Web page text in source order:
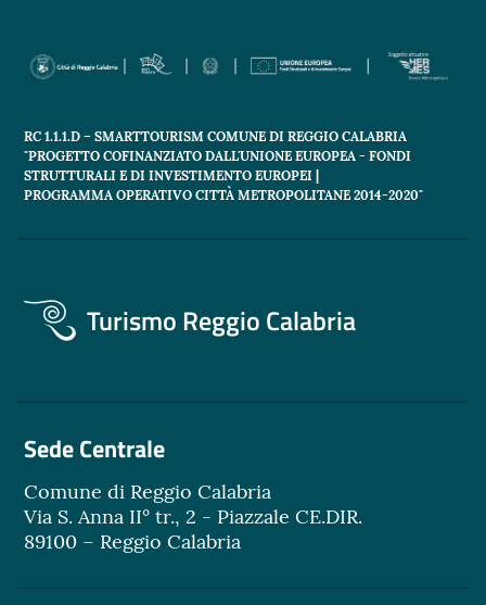
RC 1.1.1.D – SMARTTOURISM COMUNE DI REGGIO CALABRIA
"PROGETTO COFINANZIATO DALL'UNIONE EUROPEA - FONDI
STRUTTURALI E DI INVESTIMENTO EUROPEI |
PROGRAMMA OPERATIVO CITTÀ METROPOLITANE 2014-2020"
Turismo Reggio Calabria
Sede Centrale
Comune di Reggio Calabria
Via S. Anna II° tr., 2 - Piazzale CE.DIR.
89100 – Reggio Calabria